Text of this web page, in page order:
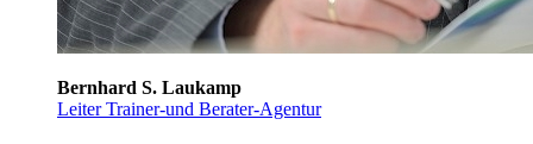
Bernhard S. Laukamp
Leiter Trainer-und Berater-Agentur